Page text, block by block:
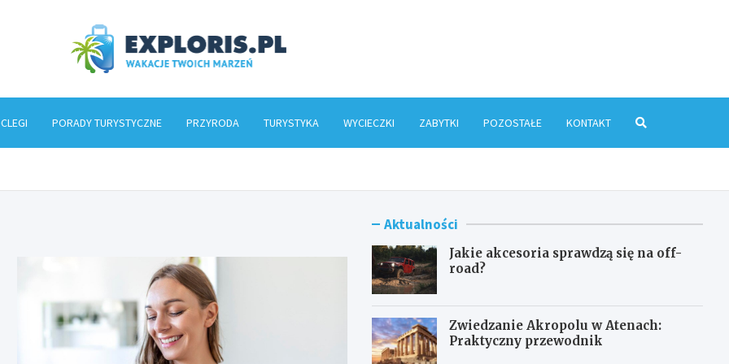
PORADY TURYSTYCZNE PRZYRODA TURYSTYKA WYCIECZKI ZABYTKI POZOSTAŁE KONTAKT
Aktualności
Jakie akcesoria sprawdzą się na off-
road?
Zwiedzanie Akropolu w Atenach:
Praktyczny przewodnik